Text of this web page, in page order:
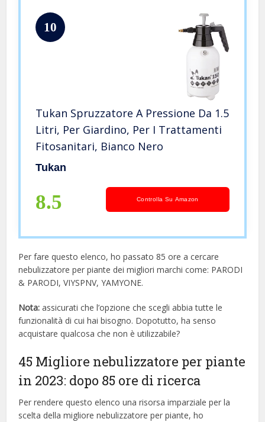
10
Tukan Spruzzatore A Pressione Da 1.5
Litri, Per Giardino, Per I Trattamenti
Fitosanitari, Bianco Nero
Tukan
8.5 Controlla Su Amazon
Per fare questo elenco, ho passato 85 ore a cercare
nebulizzatore per piante dei migliori marchi come: PARODI
& PARODI, VIYSPNV, YAMYONE.
Nota: assicurati che l’opzione che scegli abbia tutte le
funzionalità di cui hai bisogno. Dopotutto, ha senso
acquistare qualcosa che non è utilizzabile?
45 Migliore nebulizzatore per piante
in 2023: dopo 85 ore di ricerca
Per rendere questo elenco una risorsa imparziale per la
scelta della migliore nebulizzatore per piante, ​​ho